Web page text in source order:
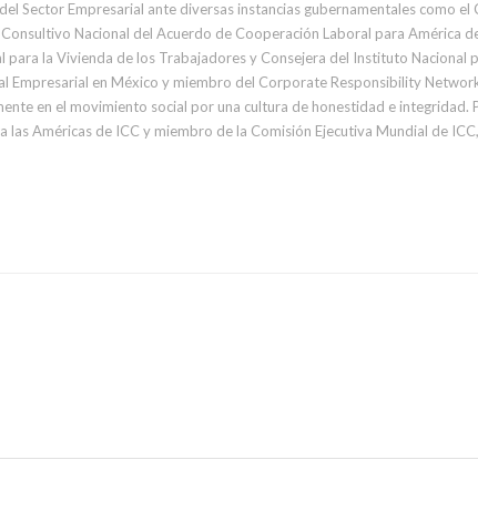
Nacional del Acuerdo de Cooperación Laboral para América
la Vivienda de los Trabajadores y Consejera del Instituto Nacional
Empresarial en México y miembro del Corporate Responsibility
en el movimiento social por una cultura de honestidad e integridad.
Américas de ICC y miembro de la Comisión Ejecutiva Mundial de